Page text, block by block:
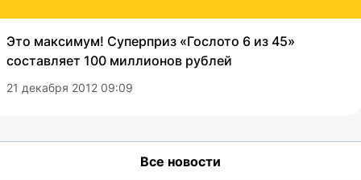
Это максимум! Суперприз «Гослото 6 из 45»
составляет 100 миллионов рублей
21 декабря 2012 09:09
Все новости